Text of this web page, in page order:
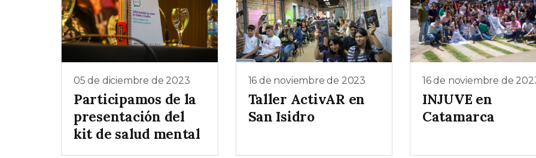
05 de diciembre de 2023
Participamos de la
presentación del
kit de salud mental
16 de noviembre de 2023
Taller ActivAR en
San Isidro
16 de noviembre de
INJUVE en
Catamarca